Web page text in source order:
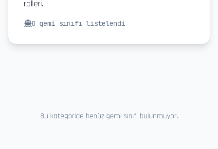
rolleri.
0 gemi sınıfı listelendi
Bu kategoride henüz gemi sınıfı bulunmuyor.